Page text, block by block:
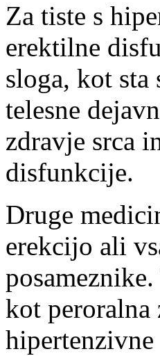
Za tiste s
erektilne
sloga, kot sta
telesne
zdravje srca
disfunkcije.
Druge
erekcijo ali
kot peroralna